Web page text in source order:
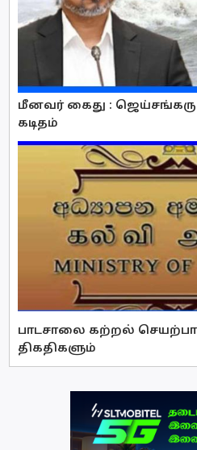
மீனவர் கைது :
கடிதம்
பாடசாலை கற்றல்
திகதிகளும்